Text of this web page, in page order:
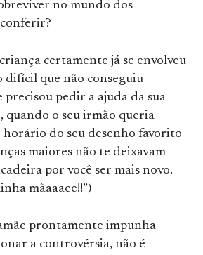
no mundo dos
conferir?
certamente já se envolveu
difícil que não conseguiu
precisou pedir a ajuda da sua
quando o seu irmão queria
horário do seu desenho favorito
maiores não te deixavam
por você ser mais novo.
mãaaaee!!”)
prontamente impunha
a controvérsia, não é